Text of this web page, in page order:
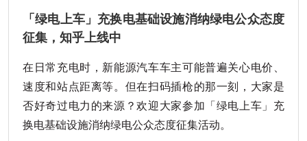
「绿电上车」充换电基础设施消纳绿电公众态度
征集，知乎上线中
在日常充电时，新能源汽车车主可能普遍关心电价、
速度和站点距离等。但在扫码插枪的那一刻，大家是
否好奇过电力的来源？欢迎大家参加「绿电上车」充
换电基础设施消纳绿电公众态度征集活动。